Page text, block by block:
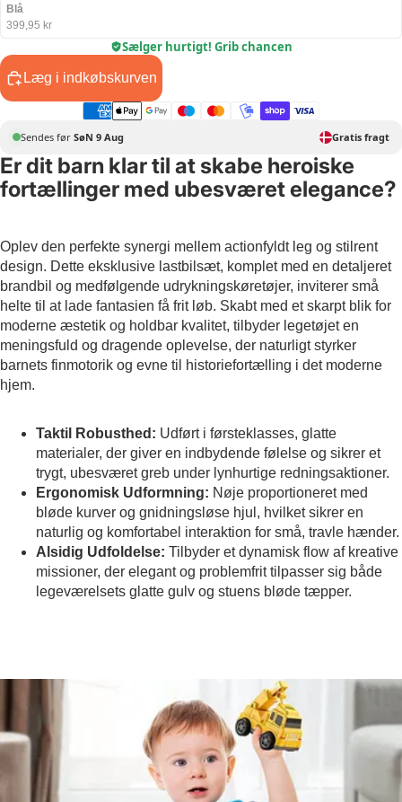
Blå
399,95 kr
Sælger hurtigt! Grib chancen
Læg i indkøbskurven
Sendes før SøN 9 Aug Gratis fragt
Er dit barn klar til at skabe heroiske
fortællinger med ubesværet elegance?
Oplev den perfekte synergi mellem actionfyldt leg og stilrent
design. Dette eksklusive lastbilsæt, komplet med en detaljeret
brandbil og medfølgende udrykningskøretøjer, inviterer små
helte til at lade fantasien få frit løb. Skabt med et skarpt blik for
moderne æstetik og holdbar kvalitet, tilbyder legetøjet en
meningsfuld og dragende oplevelse, der naturligt styrker
barnets finmotorik og evne til historiefortælling i det moderne
hjem.
Taktil Robusthed: Udført i førsteklasses, glatte
materialer, der giver en indbydende følelse og sikrer et
trygt, ubesværet greb under lynhurtige redningsaktioner.
Ergonomisk Udformning: Nøje proportioneret med
bløde kurver og gnidningsløse hjul, hvilket sikrer en
naturlig og komfortabel interaktion for små, travle hænder.
Alsidig Udfoldelse: Tilbyder et dynamisk flow af kreative
missioner, der elegant og problemfrit tilpasser sig både
legeværelsets glatte gulv og stuens bløde tæpper.